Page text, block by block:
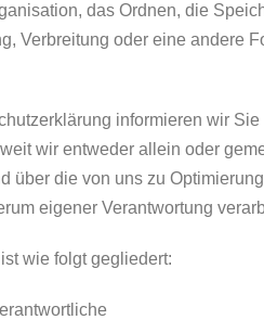
das Ordnen, die
Verbreitung oder eine andere
informieren wir
wir entweder allein oder
über die von uns zu
eigener Verantwortung
wie folgt gegliedert: